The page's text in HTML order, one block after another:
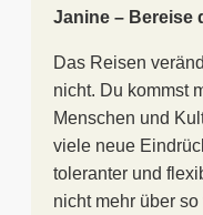
Janine – Bereise
Das Reisen
nicht. Du kommst
Menschen und
viele neue
toleranter und
nicht mehr über